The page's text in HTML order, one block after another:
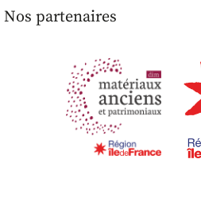
Nos partenaires